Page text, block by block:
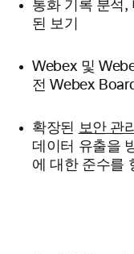
통화 기록 분석,
된 보기
Webex 및
전 Webex
확장된 보안 관
데이터 유출을
에 대한 준수를